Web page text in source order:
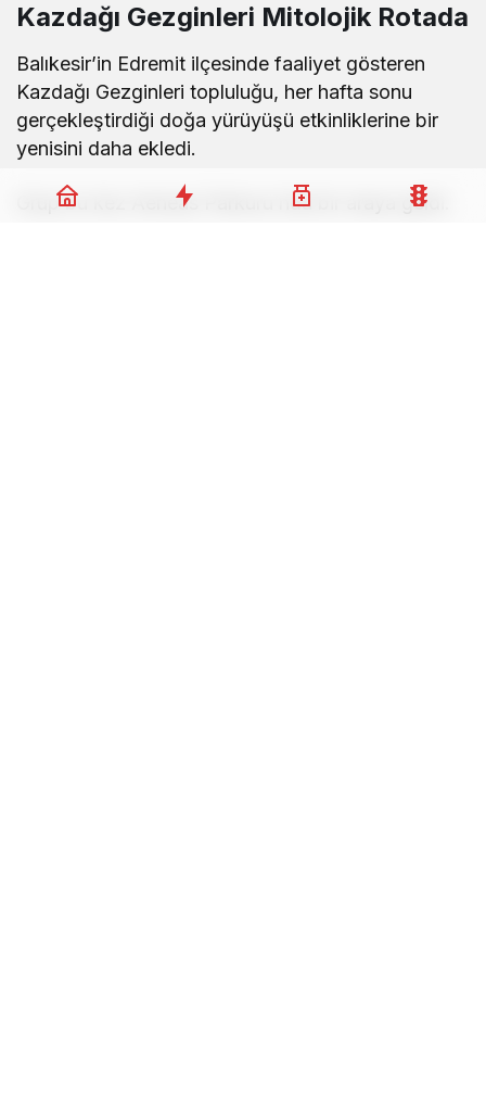
Kazdağı Gezginleri Mitolojik Rotada
Balıkesir’in Edremit ilçesinde faaliyet gösteren
Kazdağı Gezginleri topluluğu, her hafta sonu
gerçekleştirdiği doğa yürüyüşü etkinliklerine bir
yenisini daha ekledi.
Grup bu kez Aeneas Parkuru’nda bir araya geldi.